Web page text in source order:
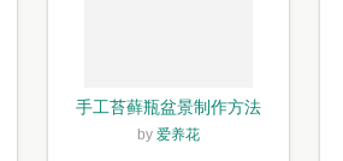
手工苔藓瓶盆景制作方法
by 爱养花